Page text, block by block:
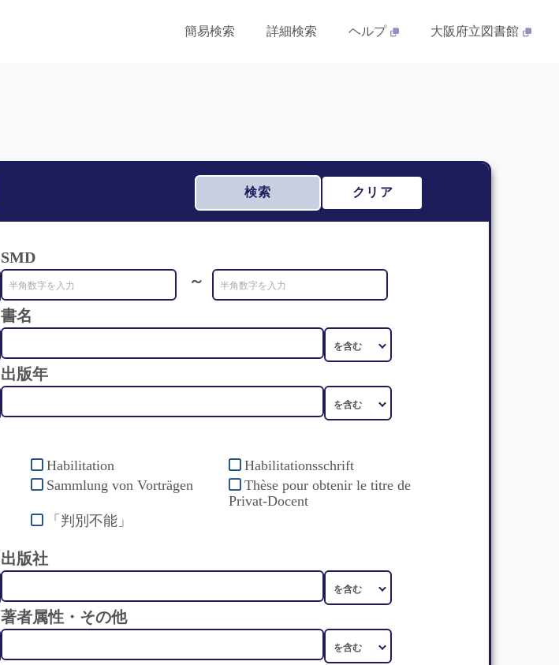
簡易検索 詳細検索 ヘルプ 大阪府立図書館
検索 クリア
SMD
～
書名
出版年
Habilitation
Habilitationsschrift
Sammlung von Vorträgen
Thèse pour obtenir le titre de
Privat-Docent
「判別不能」
出版社
著者属性・その他